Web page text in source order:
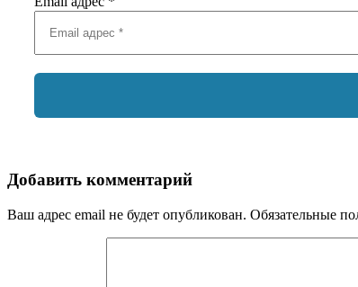
Добавить комментарий
Ваш адрес email не будет опубликован. Обязательные